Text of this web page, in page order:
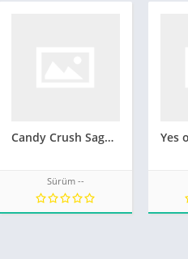
Candy Crush Saga Hile APK Güncel 2022**
Sürüm --